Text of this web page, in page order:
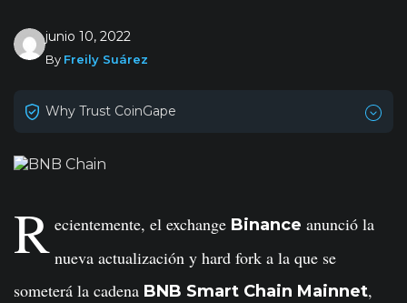
junio 10, 2022
By Freily Suárez
Why Trust CoinGape
R ecientemente, el exchange Binance anunció la
nueva actualización y hard fork a la que se
someterá la cadena BNB Smart Chain Mainnet,